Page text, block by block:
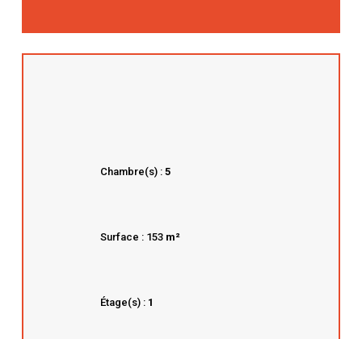
Chambre(s) :5
Surface : 153 m²
Étage(s) : 1